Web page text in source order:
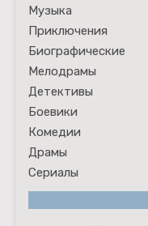
Музыка
Приключения
Биографические
Мелодрамы
Детективы
Боевики
Комедии
Драмы
Сериалы